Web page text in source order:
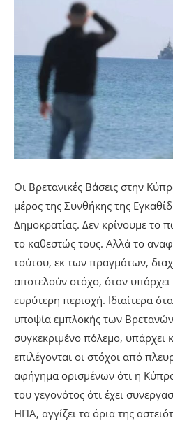
Οι Βρετανικές Βάσεις στην
μέρος της Συνθήκης της
Δημοκρατίας. Δεν κρίνουμε το
το καθεστώς τους. Αλλά το
τούτου, εκ των πραγμάτων,
αποτελούν στόχο, όταν
ευρύτερη περιοχή. Ιδιαίτερα
υποψία εμπλοκής των
συγκεκριμένο πόλεμο, υπάρχει
επιλέγονται οι στόχοι από
αφήγημα ορισμένων ότι η
του γεγονότος ότι έχει
ΗΠΑ, αγγίζει τα όρια της